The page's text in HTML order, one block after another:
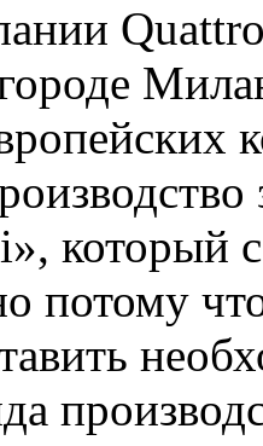
который
потому